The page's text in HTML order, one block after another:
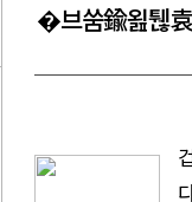
�브쑴鍮욆퉪